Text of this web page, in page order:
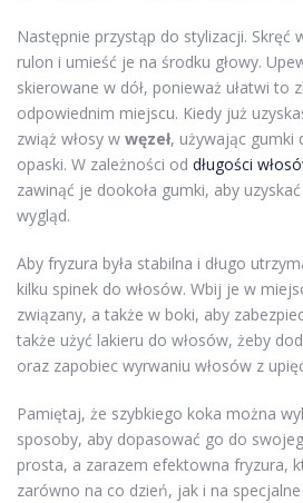
Następnie przystąp do stylizacji. Skręć
rulon i umieść je na środku głowy.
skierowane w dół, ponieważ ułatwi to
odpowiednim miejscu. Kiedy już
zwiąż włosy w węzeł, używając gumki
opaski. W zależności od długości
zawinąć je dookoła gumki, aby
wygląd.
Aby fryzura była stabilna i długo
kilku spinek do włosów. Wbij je w
związany, a także w boki, aby
także użyć lakieru do włosów, żeby
oraz zapobiec wyrwaniu włosów z
Pamiętaj, że szybkiego koka można
sposoby, aby dopasować go do
prosta, a zarazem efektowna fryzura,
zarówno na co dzień, jak i na